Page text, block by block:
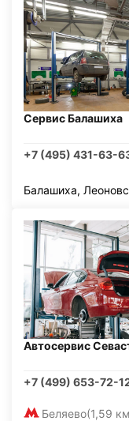
Сервис Балашиха
+7 (495) 431-63-
Балашиха,
Автосервис
+7 (499) 653-72-
Беляево(1,59